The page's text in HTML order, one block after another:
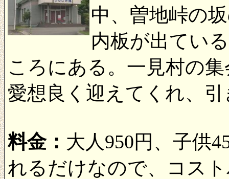
中、曽地峠の
内板が出てい
ころにある。一見村の
愛想良く迎えてくれ、
料金： 大人950円、子供
れるだけなので、コス